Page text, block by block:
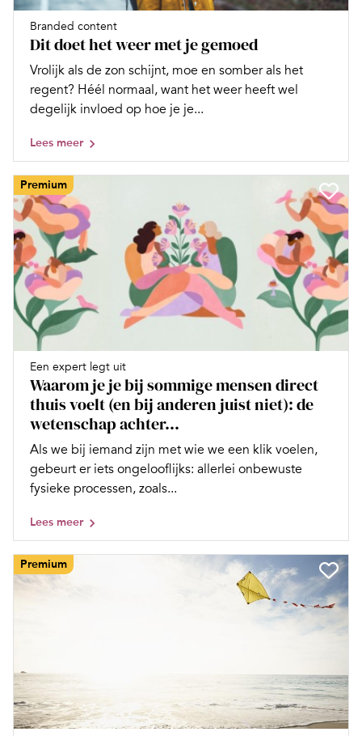
Branded content
Dit doet het weer met je gemoed
Vrolijk als de zon schijnt, moe en somber als het
regent? Héél normaal, want het weer heeft wel
degelijk invloed op hoe je je...
Lees meer
Premium
Een expert legt uit
Waarom je je bij sommige mensen direct
thuis voelt (en bij anderen juist niet): de
wetenschap achter...
Als we bij iemand zijn met wie we een klik voelen,
gebeurt er iets ongelooflijks: allerlei onbewuste
fysieke processen, zoals...
Lees meer
Premium